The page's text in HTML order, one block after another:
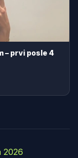
– prvi posle 4
2026